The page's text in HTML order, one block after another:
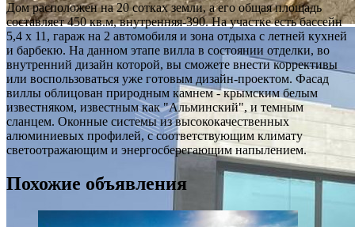
Дом расположен на 20 сотках земли, а его общая площадь
составляет 450 кв.м, внутренняя-390. На участке есть бассейн
5,4 х 11, гараж на 2 автомобиля и зона отдыха с летней кухней
и барбекю. На данном этапе вилла в состоянии отделки, во
внутренний дизайн которой, вы сможете внести коррективы
или воспользоваться уже готовым дизайн-проектом. Фасад
виллы облицован природным камнем - крымским белым
известняком, известным как "Альминский", и темным
сланцем. Оконные системы из высококачественных
алюминиевых профилей, с соответствующим климату
светоотражающим и энергосберегающим напылением.
Похожие объявления